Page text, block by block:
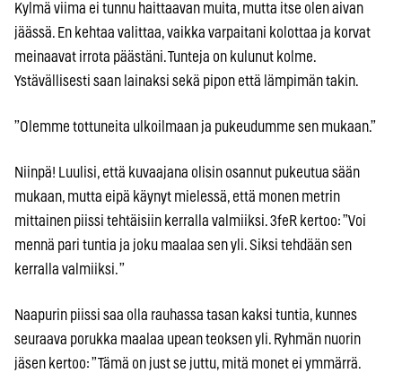
Kylmä viima ei tunnu haittaavan muita, mutta itse olen aivan
jäässä. En kehtaa valittaa, vaikka varpaitani kolottaa ja korvat
meinaavat irrota päästäni. Tunteja on kulunut kolme.
Ystävällisesti saan lainaksi sekä pipon että lämpimän takin.
”Olemme tottuneita ulkoilmaan ja pukeudumme sen mukaan.”
Niinpä! Luulisi, että kuvaajana olisin osannut pukeutua sään
mukaan, mutta eipä käynyt mielessä, että monen metrin
mittainen piissi tehtäisiin kerralla valmiiksi. 3feR kertoo: ”Voi
mennä pari tuntia ja joku maalaa sen yli. Siksi tehdään sen
kerralla valmiiksi. ”
Naapurin piissi saa olla rauhassa tasan kaksi tuntia, kunnes
seuraava porukka maalaa upean teoksen yli. Ryhmän nuorin
jäsen kertoo: ”Tämä on just se juttu, mitä monet ei ymmärrä.